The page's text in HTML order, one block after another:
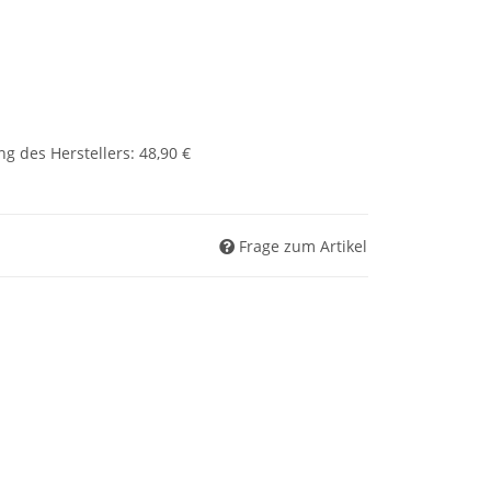
des Herstellers: 48,90 €
Frage zum Artikel